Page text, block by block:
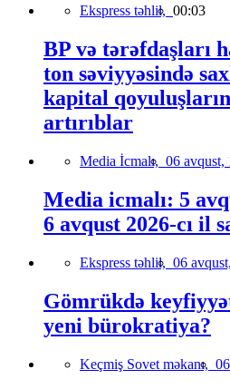
Ekspress təhlil, 00:03
BP və tərəfdaşları
ton səviyyəsində
kapital
artırıblar
Media İcmalı, 06 avqust,
Media icmalı: 5
6 avqust 2026-cı il
Ekspress təhlil, 06
Gömrükdə
yeni bürokratiya?
Keçmiş Sovet məkanı,